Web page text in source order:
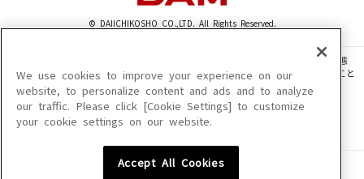
© DAIICHIKOSHO CO.,LTD. All Rights Reserved.
このサイトに掲載されている一切の文章・画像・写真・動画・音声等を、手段や形態
を問わず、著作権法の定める範囲を超えて無断で複製、転載、ファイル化などすること
を禁じます。
楽曲及びコンテンツは、機種によりご利用いただけない場合があります。
楽曲及びコンテンツの配信日、配信内容が変更になる場合があります。
We use cookies to improve your experience on our
website, to personalize content and ads and to analyze
our traffic. Please click [Cookie Settings] to customize
your cookie settings on our website.
Accept All Cookies